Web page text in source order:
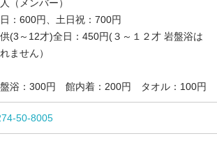
（メンバー）
：600円、土日祝：700円
(3～12才)全日：450円(３～１２才 岩盤浴は
ません）
浴：300円 館内着：200円 タオル：100円
50-8005